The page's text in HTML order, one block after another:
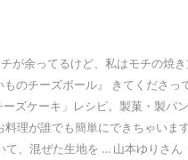
余ってるけど、私はモチの
のチーズボール』 きてくだ
ズケーキ」レシピ。製菓・製
理が誰でも簡単にできちゃい
、混ぜた生地を … 山本ゆりさ